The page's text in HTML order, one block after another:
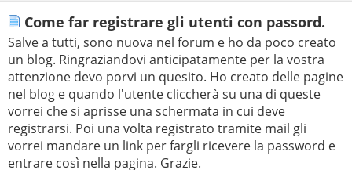
Come far registrare gli utenti con passord.
Salve a tutti, sono nuova nel forum e ho da poco creato
un blog. Ringraziandovi anticipatamente per la vostra
attenzione devo porvi un quesito. Ho creato delle pagine
nel blog e quando l'utente cliccherà su una di queste
vorrei che si aprisse una schermata in cui deve
registrarsi. Poi una volta registrato tramite mail gli
vorrei mandare un link per fargli ricevere la password e
entrare così nella pagina. Grazie.